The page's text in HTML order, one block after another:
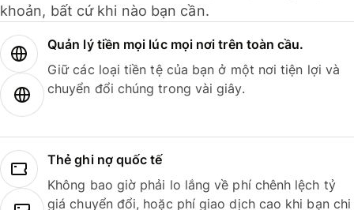
khoản, bất cứ khi nào bạn cần.
Quản lý tiền mọi lúc mọi nơi trên toàn cầu.
Giữ các loại tiền tệ của bạn ở một nơi tiện lợi và
chuyển đổi chúng trong vài giây.
Thẻ ghi nợ quốc tế
Không bao giờ phải lo lắng về phí chênh lệch tỷ
giá chuyển đổi, hoặc phí giao dịch cao khi bạn chi